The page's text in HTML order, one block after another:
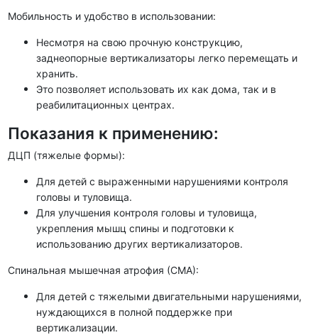
Мобильность и удобство в использовании:
Несмотря на свою прочную конструкцию,
заднеопорные вертикализаторы легко перемещать и
хранить.
Это позволяет использовать их как дома, так и в
реабилитационных центрах.
Показания к применению:
ДЦП (тяжелые формы):
Для детей с выраженными нарушениями контроля
головы и туловища.
Для улучшения контроля головы и туловища,
укрепления мышц спины и подготовки к
использованию других вертикализаторов.
Спинальная мышечная атрофия (СМА):
Для детей с тяжелыми двигательными нарушениями,
нуждающихся в полной поддержке при
вертикализации.